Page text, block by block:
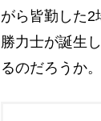
がら皆勤した2
勝力士が誕生
るのだろうか。